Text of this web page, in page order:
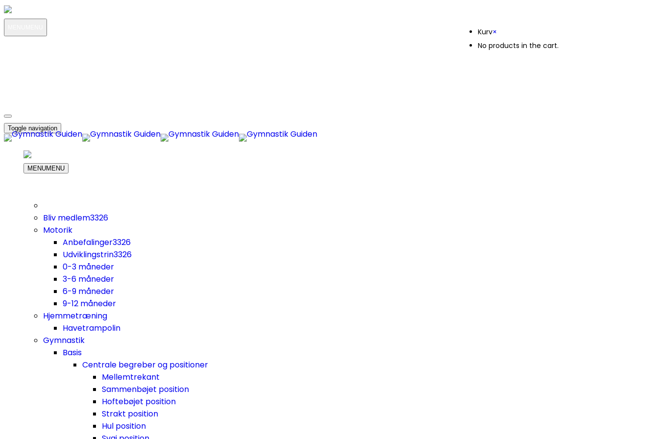
Kurv×
No products in the cart.
Toggle navigation
MENUMENU
Bliv medlem3326
Motorik
Anbefalinger3326
Udviklingstrin3326
0-3 måneder
3-6 måneder
6-9 måneder
9-12 måneder
Hjemmetræning
Havetrampolin
Gymnastik
Basis
Centrale begreber og positioner
Mellemtrekant
Sammenbøjet position
Hoftebøjet position
Strakt position
Hul position